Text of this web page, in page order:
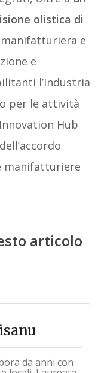
olistica di
e
e
l’Industria
per le attività
Hub
manifatturiere
articolo
da anni con